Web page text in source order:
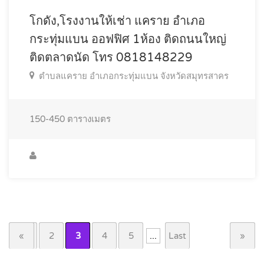
โกดัง,โรงงานให้เช่า แคราย อำเภอ
กระทุ่มแบน ออฟฟิศ 1ห้อง ติดถนนใหญ่
ติดตลาดนัด โทร 0818148229
ตำบลแคราย อำเภอกระทุ่มแบน จังหวัดสมุทรสาคร
150-450 ตารางเมตร
«1 2 3 4 5 ... »
Last